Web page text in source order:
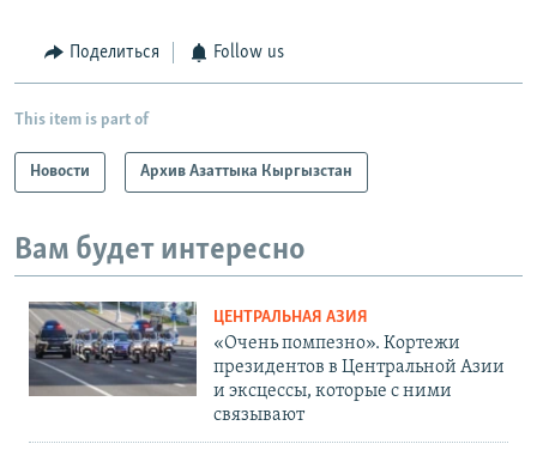
Поделиться Follow us
This item is part of
Новости Архив Азаттыка Кыргызстан
Вам будет интересно
ЦЕНТРАЛЬНАЯ АЗИЯ
«Очень помпезно». Кортежи
президентов в Центральной Азии
и эксцессы, которые с ними
связывают